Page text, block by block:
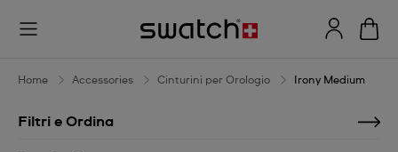
Irony
Home Accessories Cinturini per Orologio Irony Medium
Filtri e Ordina